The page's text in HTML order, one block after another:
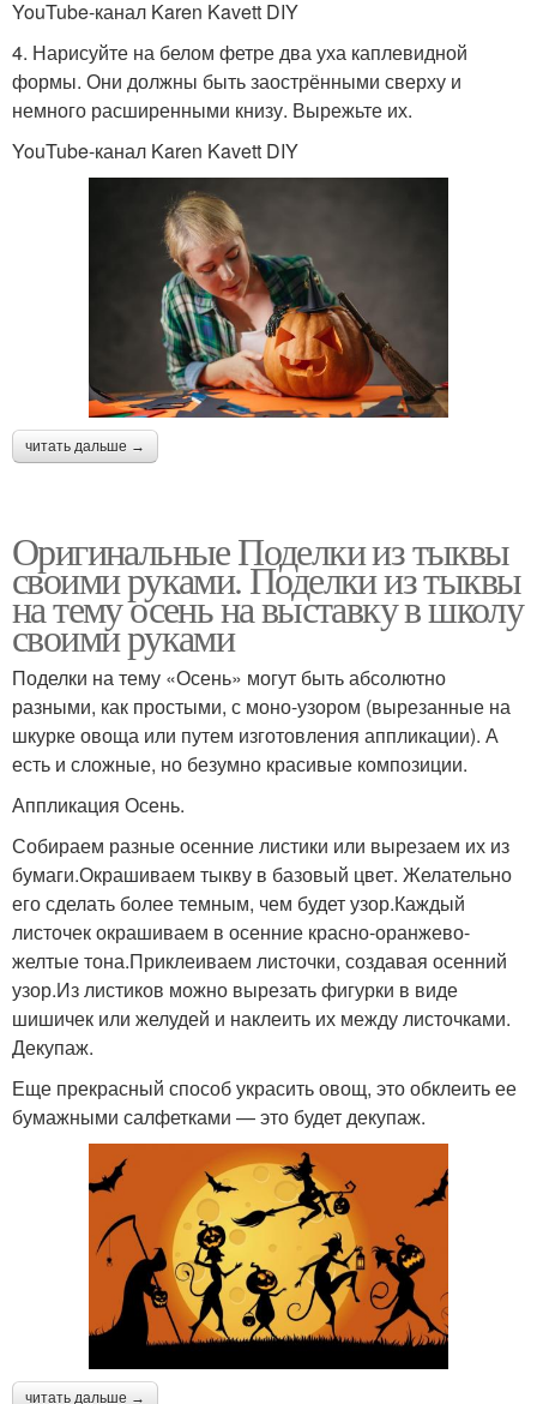
YouTube-канал Karen Kavett DIY
4. Нарисуйте на белом фетре два уха каплевидной
формы. Они должны быть заострёнными сверху и
немного расширенными книзу. Вырежьте их.
YouTube-канал Karen Kavett DIY
читать дальше →
Оригинальные Поделки из тыквы
своими руками. Поделки из тыквы
на тему осень на выставку в школу
своими руками
Поделки на тему «Осень» могут быть абсолютно
разными, как простыми, с моно-узором (вырезанные на
шкурке овоща или путем изготовления аппликации). А
есть и сложные, но безумно красивые композиции.
Аппликация Осень.
Собираем разные осенние листики или вырезаем их из
бумаги.Окрашиваем тыкву в базовый цвет. Желательно
его сделать более темным, чем будет узор.Каждый
листочек окрашиваем в осенние красно-оранжево-
желтые тона.Приклеиваем листочки, создавая осенний
узор.Из листиков можно вырезать фигурки в виде
шишичек или желудей и наклеить их между листочками.
Декупаж.
Еще прекрасный способ украсить овощ, это обклеить ее
бумажными салфетками — это будет декупаж.
читать дальше →